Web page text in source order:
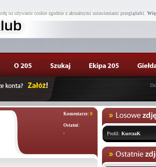
na używanie cookie zgodnie z aktualnymi ustawieniami przeglądarki.
Komentarze: 0
Ostatni:
,
Profil: KurczaK